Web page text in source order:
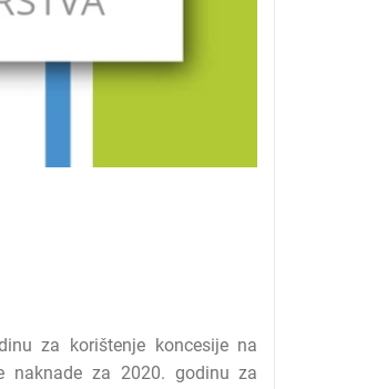
za korištenje koncesije na
naknade za 2020. godinu za